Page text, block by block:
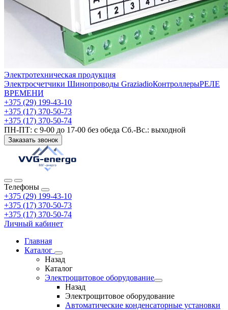
Электротехническая продукция
Электросчетчики Шинопроводы GraziadioКонтроллерыРЕЛЕ
ВРЕМЕНИ
+375 (29) 199-43-10
+375 (17) 370-50-73
+375 (17) 370-50-74
ПН-ПТ: с 9-00 до 17-00 без обеда Сб.-Вс.: выходной
Заказать звонок
Телефоны
+375 (29) 199-43-10
+375 (17) 370-50-73
+375 (17) 370-50-74
Личный кабинет
Главная
Каталог
Назад
Каталог
Электрощитовое оборудование
Назад
Электрощитовое оборудование
Автоматические конденсаторные установки